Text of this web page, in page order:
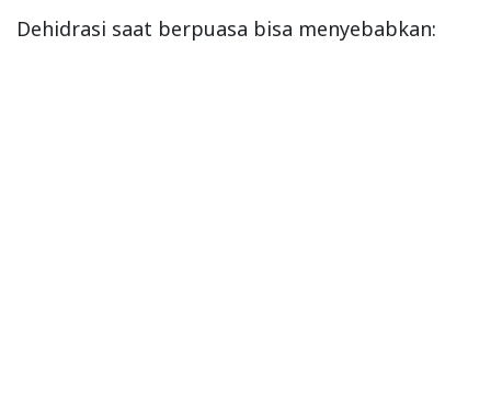
Dehidrasi saat berpuasa bisa menyebabkan: